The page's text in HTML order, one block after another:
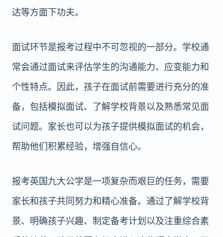
达等方面下功夫。
面试环节是报考过程中不可忽视的一部分。学校通
常会通过面试来评估学生的沟通能力、应变能力和
个性特点。因此，孩子在面试前需要进行充分的准
备，包括模拟面试、了解学校背景以及熟悉常见面
试问题。家长也可以为孩子提供模拟面试的机会，
帮助他们积累经验，增强自信心。
报考英国九大公学是一项复杂而艰巨的任务，需要
家长和孩子共同努力和精心准备。通过了解学校背
景、明确孩子兴趣、制定备考计划以及注重综合素